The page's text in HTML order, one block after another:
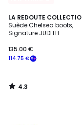
LA REDOUTE
Suède Chelsea boots,
Signature JUDITH
114.75 €
135.00 €
4.3
/ 5
4.3
/